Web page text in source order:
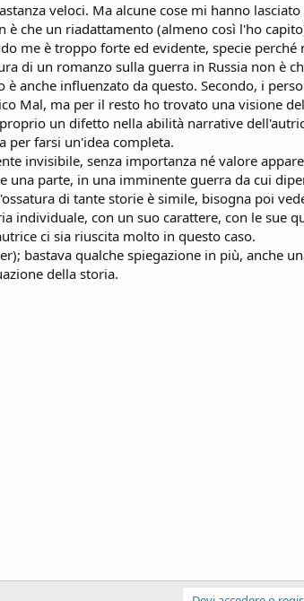
veloci. Ma alcune cose mi hanno
che un riadattamento (almeno così l'ho
me è troppo forte ed evidente, specie perché
di un romanzo sulla guerra in Russia non è
anche influenzato da questo. Secondo, i
Mal, ma per il resto ho trovato una visione
un difetto nella abilità narrative
per farsi un'idea completa.
invisibile, senza importanza né valore
una parte, in una imminente guerra da cui
di tante storie è simile, bisogna poi
individuale, con un suo carattere, con le sue
ci sia riuscita molto in questo caso.
bastava qualche spiegazione in più, anche
della storia.